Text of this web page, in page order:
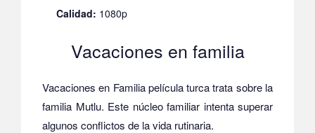
Calidad: 1080p
Vacaciones en familia
Vacaciones en Familia película turca trata sobre la
familia Mutlu. Este núcleo familiar intenta superar
algunos conflictos de la vida rutinaria.